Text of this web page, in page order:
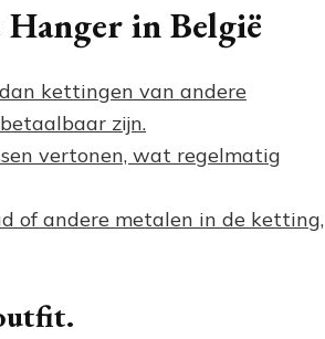
in België
kettingen van andere
zijn.
vertonen, wat regelmatig
of andere metalen in de ketting,